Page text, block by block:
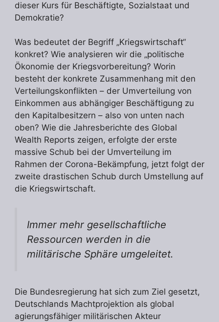
dieser Kurs für Beschäftigte, Sozialstaat und
Demokratie?
Was bedeutet der Begriff „Kriegswirtschaft“
konkret? Wie analysieren wir die „politische
Ökonomie der Kriegsvorbereitung? Worin
besteht der konkrete Zusammenhang mit den
Verteilungskonflikten – der Umverteilung von
Einkommen aus abhängiger Beschäftigung zu
den Kapitalbesitzern – also von unten nach
oben? Wie die Jahresberichte des Global
Wealth Reports zeigen, erfolgte der erste
massive Schub bei der Umverteilung im
Rahmen der Corona-Bekämpfung, jetzt folgt der
zweite drastischen Schub durch Umstellung auf
die Kriegswirtschaft.
Immer mehr gesellschaftliche
Ressourcen werden in die
militärische Sphäre umgeleitet.
Die Bundesregierung hat sich zum Ziel gesetzt,
Deutschlands Machtprojektion als global
agierungsfähiger militärischen Akteur